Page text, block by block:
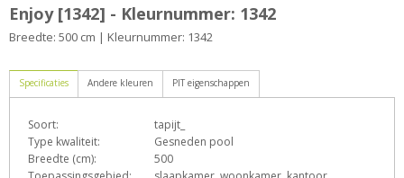
Enjoy [1342] - Kleurnummer: 1342
Breedte: 500 cm | Kleurnummer: 1342
Specificaties
Soort:
tapijt_
Type kwaliteit:
Gesneden pool
Breedte (cm):
500
Andere kleuren PIT eigenschappen
D Ee h